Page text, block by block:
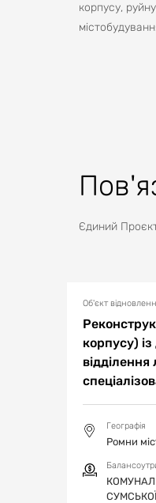
корпусу,
всього
дозволить
бази, а саме
там
будівельних
населення,
опрацьовано
осіб, що
Єдиний
Об'єкт
корпусу)
відділення
Географія
Ромни